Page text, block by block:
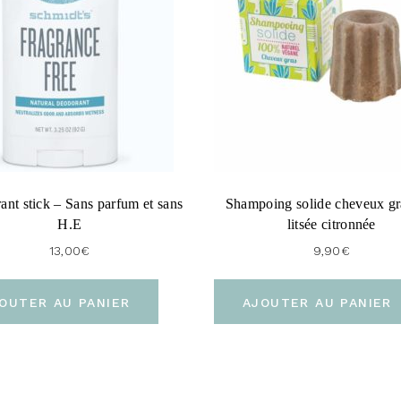
e
s
s
i
n
stick – Sans parfum et sans
H.E
13,00€
AU PANIER
Shampoing solide cheveux
litsée citronnée
9,90€
AJOUTER AU PANIER